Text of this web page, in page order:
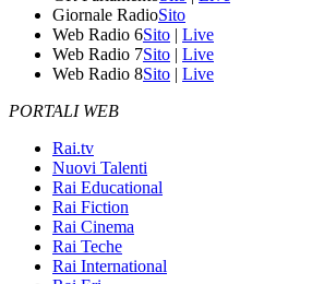
Giornale RadioSito
Web Radio 6Sito | Live
Web Radio 7Sito | Live
Web Radio 8Sito | Live
PORTALI WEB
Rai.tv
Nuovi Talenti
Rai Educational
Rai Fiction
Rai Cinema
Rai Teche
Rai International